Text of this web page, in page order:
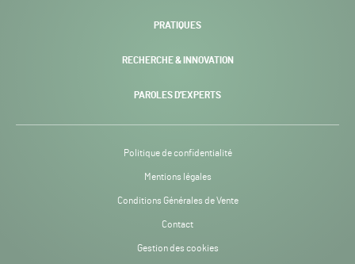
PRATIQUES
RECHERCHE & INNOVATION
PAROLES D’EXPERTS
Politique de confidentialité
Mentions légales
Conditions Générales de Vente
Contact
Gestion des cookies